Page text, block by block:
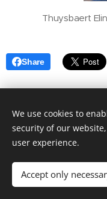
Thuysbaert
Share
Golf
Powered
We use cookies to
security of our
user experience.
Accept only